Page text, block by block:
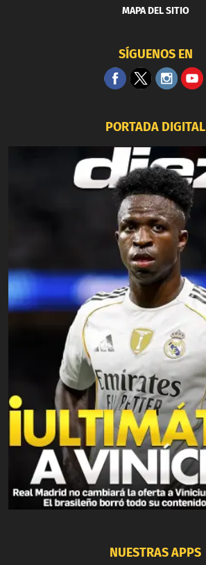
MAPA DEL SITIO
SÍGUENOS EN
PORTADA DIGITAL
NUESTRAS APPS